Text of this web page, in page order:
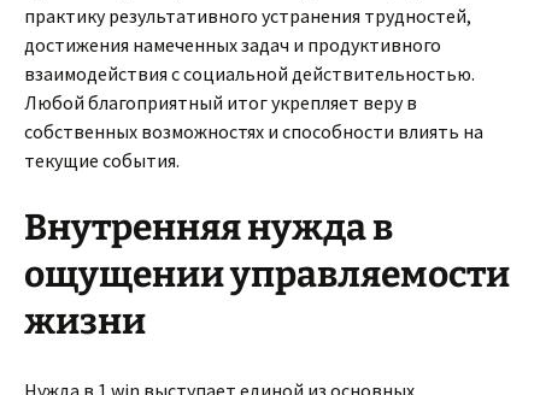
практику результативного устранения трудностей,
достижения намеченных задач и продуктивного
взаимодействия с социальной действительностью.
Любой благоприятный итог укрепляет веру в
собственных возможностях и способности влиять на
текущие события.
Внутренняя нужда в
ощущении управляемости
жизни
Нужда в 1 win выступает единой из основных